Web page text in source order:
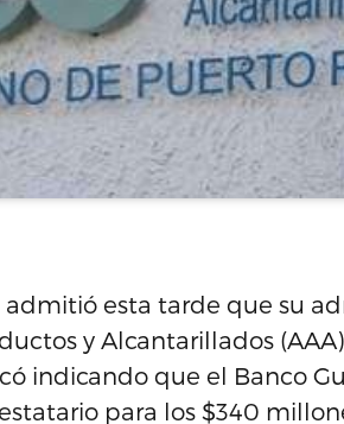
esta tarde que su
y Alcantarillados
indicando que el Banco
para los $340